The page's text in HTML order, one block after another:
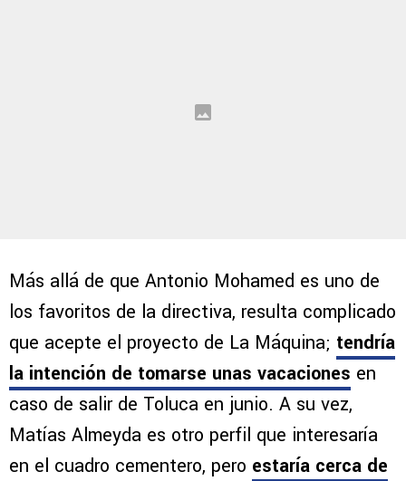
Más allá de que Antonio Mohamed es uno de
los favoritos de la directiva, resulta complicado
que acepte el proyecto de La Máquina; tendría
la intención de tomarse unas vacaciones en
caso de salir de Toluca en junio. A su vez,
Matías Almeyda es otro perfil que interesaría
en el cuadro cementero, pero estaría cerca de